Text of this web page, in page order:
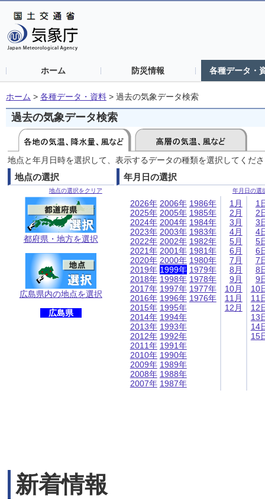
ホーム 防災情報 各種データ・
ホーム > 各種データ・資料 > 過去の気象データ検索
過去の気象データ検索
地点と年月日時を選択して、表示するデータの種類を選択してくだ
地点の選択
地点の選択をクリア
都府県・地方を選択
広島県内の地点を選択
広島県
年月日の選択
年月日の選
2026年
2025年
2024年
2023年
2022年
2021年
2020年
2019年
2018年
2017年
2016年
2015年
2014年
2013年
2012年
2011年
2010年
2009年
2008年
2007年
2006年
2005年
2004年
2003年
2002年
2001年
2000年
1999年
1998年
1997年
1996年
1995年
1994年
1993年
1992年
1991年
1990年
1989年
1988年
1987年
1986年
1985年
1984年
1983年
1982年
1981年
1980年
1979年
1978年
1977年
1976年
1月
2月
3月
4月
5月
6月
7月
8月
9月
10月
11月
12月
1
2
3
4
5
6
7
8
9
10
11
12
13
14
15
新着情報